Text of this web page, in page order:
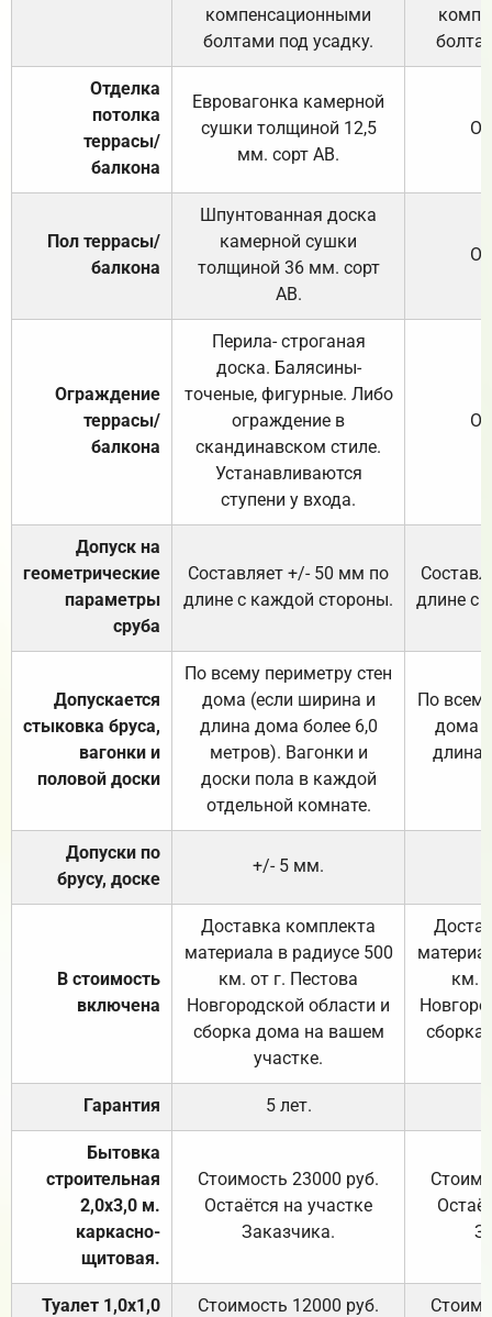
компенсационными
болтами под усадку.
Отделка
потолка
террасы/
балкона
Евровагонка камерной
сушки толщиной 12,5
мм. сорт АВ.
Пол террасы/
балкона
Шпунтованная доска
камерной сушки
толщиной 36 мм. сорт
АВ.
Ограждение
террасы/
балкона
Перила- строганая
доска. Балясины-
точеные, фигурные. Либо
ограждение в
скандинавском стиле.
Устанавливаются
ступени у входа.
Допуск на
геометрические
параметры
сруба
Составляет +/- 50 мм по
длине с каждой стороны.
длине с
Допускается
стыковка бруса,
вагонки и
половой доски
По всему периметру стен
дома (если ширина и
длина дома более 6,0
метров). Вагонки и
доски пола в каждой
отдельной комнате.
По
дома
длина
Допуски по
брусу, доске
+/- 5 мм.
В стоимость
включена
Доставка комплекта
материала в радиусе 500
км. от г. Пестова
Новгородской области и
сборка дома на вашем
участке.
км.
Гарантия 5 лет.
Бытовка
строительная
2,0х3,0 м.
каркасно-
щитовая.
Стоимость 23000 руб.
Остаётся на участке
Заказчика.
Туалет 1,0х1,0
Стоимость 12000 руб.